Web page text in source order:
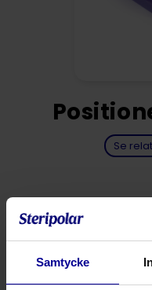
Samtycke
Sidoläge
Med kanal för
Mått: 25,5 x 27 x 6 cm
Se